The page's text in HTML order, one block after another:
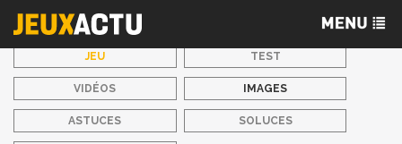
JEU TEST
VIDÉOS IMAGES
ASTUCES SOLUCES